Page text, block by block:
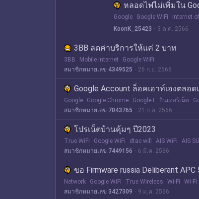
หลอดไฟไม่เพิ่มใน
Google Google WiFi
Internet
KoonK_25423
3 ต.ค. 2566
3BB ลดค่าบริการให้แค่ 2 บาท
3BB Mobile Internet
Google WiFi
สมาชิกหมายเลข 4349525
26 ก.ย. 2566
Google Account ล็อคเอาท์เองตลอด
Google Google Chrome Google+ อินเทอร์เน็ต
สมาชิกหมายเลข 7043765
21 ก.ค. 2566
โปรเน็ตบ้านคุ้มๆ ปี2023
True WiFi Google WiFi dtac wifi AIS WiFi
AIS
สมาชิกหมายเลข 7449156
6 มี.ค. 2566
ขอ Firmware russia Deliberant
Network Google WiFi True Wireless Wi-Fi
Wi-Fi
สมาชิกหมายเลข 3427309
9 ม.ค. 2566